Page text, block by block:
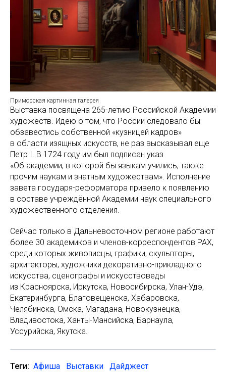
Приморская картинная галерея
Выставка посвящена 265-летию Российской Академии
художеств. Идею о том, что России следовало бы
обзавестись собственной «кузницей кадров»
в области изящных искусств, не раз высказывал еще
Петр I. В 1724 году им был подписан указ
«Об академии, в которой бы языкам учились, также
прочим наукам и знатным художествам». Исполнение
завета государя-реформатора привело к появлению
в составе учреждённой Академии наук специального
художественного отделения.
Сейчас только в Дальневосточном регионе работают
более 30 академиков и членов-корреспондентов РАХ,
среди которых живописцы, графики, скульпторы,
архитекторы, художники декоративно-прикладного
искусства, сценографы и искусствоведы
из Красноярска, Иркутска, Новосибирска, Улан-Удэ,
Екатеринбурга, Благовещенска, Хабаровска,
Челябинска, Омска, Магадана, Новокузнецка,
Владивостока, Ханты-Мансийска, Барнаула,
Уссурийска, Якутска.
Теги: Афиша Выставки Дайджест